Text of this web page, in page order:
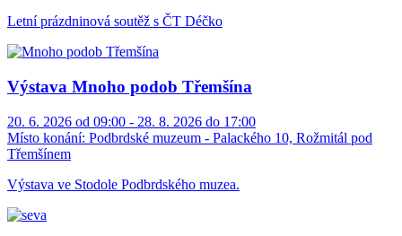
Letní prázdninová soutěž s ČT Déčko
Výstava Mnoho podob Třemšína
20. 6. 2026 od 09:00 - 28. 8. 2026 do 17:00
Místo konání: Podbrdské muzeum - Palackého 10, Rožmitál pod
Třemšínem
Výstava ve Stodole Podbrdského muzea.